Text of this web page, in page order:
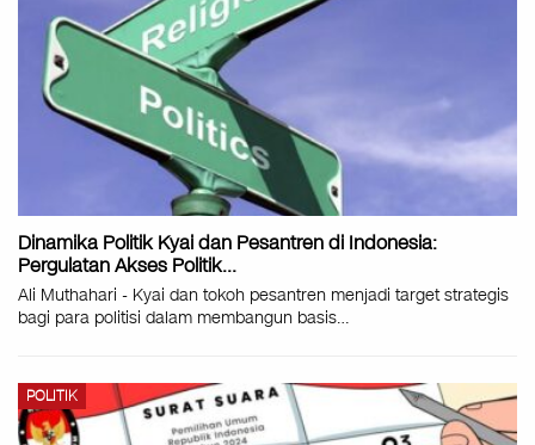
Dinamika Politik Kyai dan Pesantren di Indonesia:
Pergulatan Akses Politik…
Ali Muthahari - Kyai dan tokoh pesantren menjadi target strategis
bagi para politisi dalam membangun basis…
POLITIK